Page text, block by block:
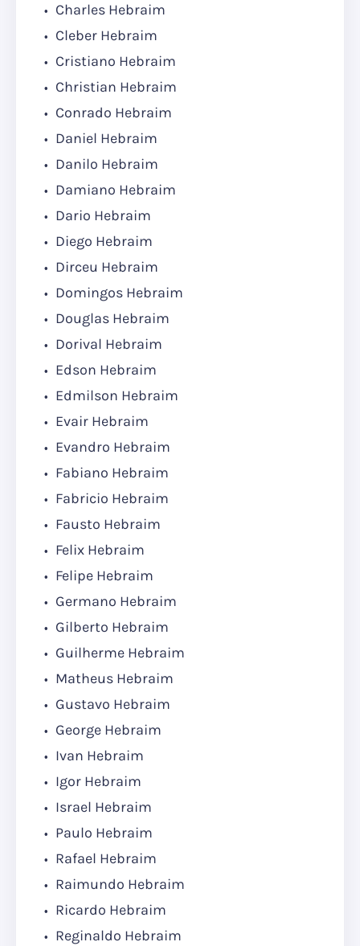
Charles Hebraim
Cleber Hebraim
Cristiano Hebraim
Christian Hebraim
Conrado Hebraim
Daniel Hebraim
Danilo Hebraim
Damiano Hebraim
Dario Hebraim
Diego Hebraim
Dirceu Hebraim
Domingos Hebraim
Douglas Hebraim
Dorival Hebraim
Edson Hebraim
Edmilson Hebraim
Evair Hebraim
Evandro Hebraim
Fabiano Hebraim
Fabricio Hebraim
Fausto Hebraim
Felix Hebraim
Felipe Hebraim
Germano Hebraim
Gilberto Hebraim
Guilherme Hebraim
Matheus Hebraim
Gustavo Hebraim
George Hebraim
Ivan Hebraim
Igor Hebraim
Israel Hebraim
Paulo Hebraim
Rafael Hebraim
Raimundo Hebraim
Ricardo Hebraim
Reginaldo Hebraim